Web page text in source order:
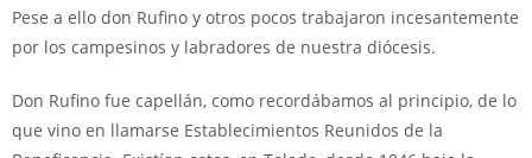
Pese a ello don Rufino y otros pocos trabajaron incesantemente
por los campesinos y labradores de nuestra diócesis.
Don Rufino fue capellán, como recordábamos al principio, de lo
que vino en llamarse Establecimientos Reunidos de la